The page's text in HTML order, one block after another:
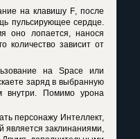
на клавишу F, после
пульсирующее сердце.
оно лопается, нанося
количество зависит от
на Space
или
заряд в выбранную
внутри. Помимо урона
персонажу Интеллект,
является заклинаниями,